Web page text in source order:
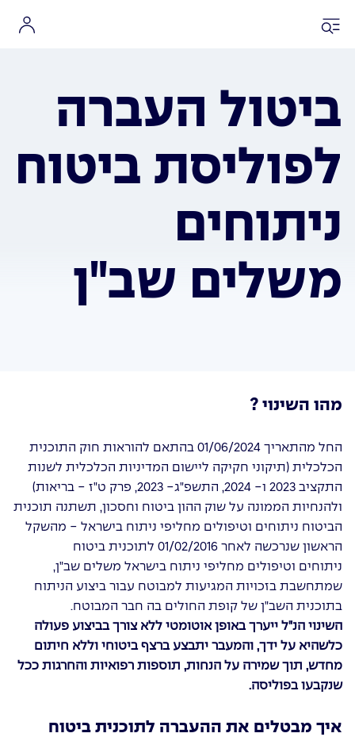
ביטול העברה
לפוליסת ביטוח
ניתוחים
משלים שב"ן
מהו השינוי ?
החל מהתאריך 01/06/2024 בהתאם להוראות חוק התוכנית
הכלכלית (תיקוני חקיקה ליישום המדיניות הכלכלית לשנות
התקציב 2023 ו- 2024, התשפ"ג- 2023, פרק ט"ז - בריאות)
ולהנחיות הממונה על שוק ההון ביטוח וחסכון, תשתנה תוכנית
הביטוח ניתוחים וטיפולים מחליפי ניתוח בישראל - מהשקל
הראשון שנרכשה לאחר 01/02/2016 לתוכנית ביטוח
ניתוחים וטיפולים מחליפי ניתוח בישראל משלים שב"ן,
שמתחשבת בזכויות המגיעות למבוטח עבור ביצוע הניתוח
בתוכנית השב"ן של קופת החולים בה חבר המבוטח.
השינוי הנ"ל ייערך באופן אוטומטי ללא צורך בביצוע פעולה
כלשהיא על ידך, והמעבר יתבצע ברצף ביטוחי וללא חיתום
מחדש, תוך שמירה על הנחות, תוספות רפואיות והחרגות ככל
שנקבעו בפוליסה.
איך מבטלים את ההעברה לתוכנית ביטוח